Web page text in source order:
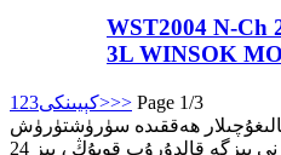
WST2004 N-Ch
3L WINSOK
1 23 كېيىنكى>>> Page 1/3
ھەققىدە سۈرۈشتۈرۈش
ئۈچۈن ئېلېكترونلۇق خەتلىرىڭىزنى بىزگە قالدۇرۇپ قويۇڭ ، بىز 24